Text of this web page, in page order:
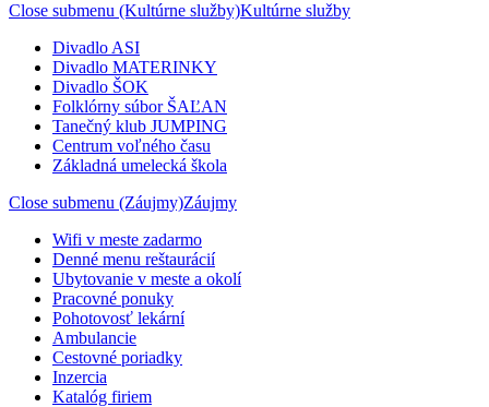
Close submenu (Kultúrne služby)Kultúrne služby
Divadlo ASI
Divadlo MATERINKY
Divadlo ŠOK
Folklórny súbor ŠAĽAN
Tanečný klub JUMPING
Centrum voľného času
Základná umelecká škola
Close submenu (Záujmy)Záujmy
Wifi v meste zadarmo
Denné menu reštaurácií
Ubytovanie v meste a okolí
Pracovné ponuky
Pohotovosť lekární
Ambulancie
Cestovné poriadky
Inzercia
Katalóg firiem